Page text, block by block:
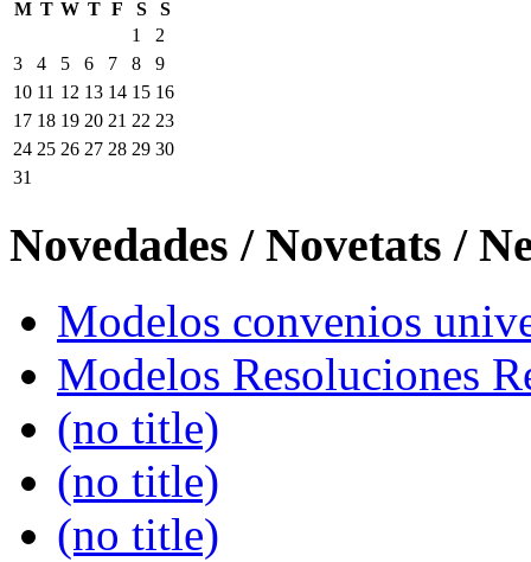
M T W T F S
S
1
2
3
4 5 6 7 8
9
10 11 12 13 14 15 16
17 18 19 20 21 22 23
24 25 26 27 28 29 30
31
Novedades / Novetats /
Modelos convenios
Modelos Resoluciones
(no title)
(no title)
(no title)